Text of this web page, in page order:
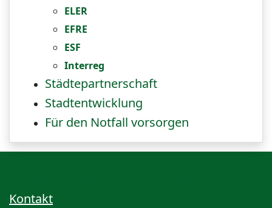
ELER
EFRE
ESF
Interreg
Städtepartnerschaft
Stadtentwicklung
Für den Notfall vorsorgen
Kontakt